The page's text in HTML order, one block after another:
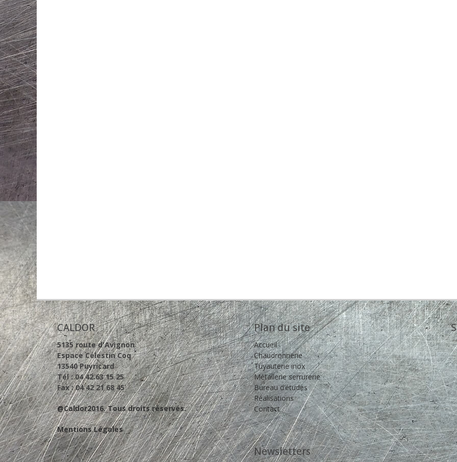
CALDOR
5135 route d'Avignon
Espace Célestin Coq
13540 Puyricard
Tél : 04 42 63 15 25
Fax : 04 42 21 68 45
@Caldor2016. Tous droits réservés.
Mentions Légales
Plan du site
Accueil
Chaudronnerie
Tuyauterie inox
Métallerie serrurerie
Bureau d’études
Réalisations
Contact
Newsletters